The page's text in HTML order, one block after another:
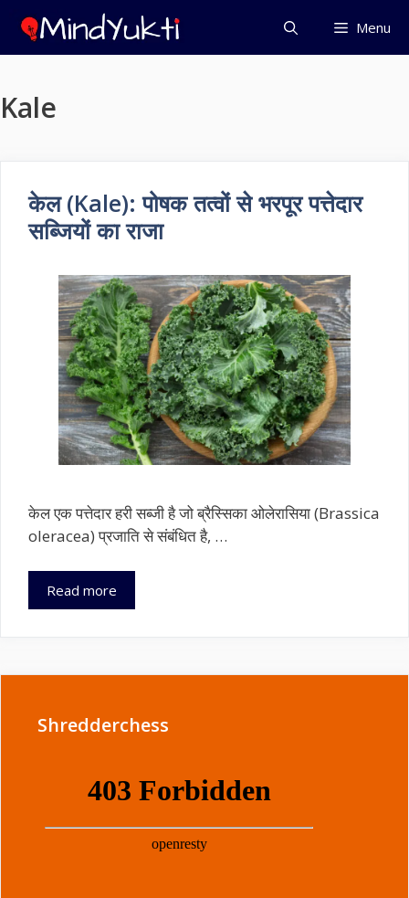
Skip
content
Menu
Kale
केल (Kale): पोषक तत्वों से भरपूर पत्तेदार
सब्जियों का राजा
केल एक पत्तेदार हरी सब्जी है जो ब्रैस्सिका ओलेरासिया (Brassica
oleracea) प्रजाति से संबंधित है, …
Read more
(Kale):
सब्जियों
Shredderchess